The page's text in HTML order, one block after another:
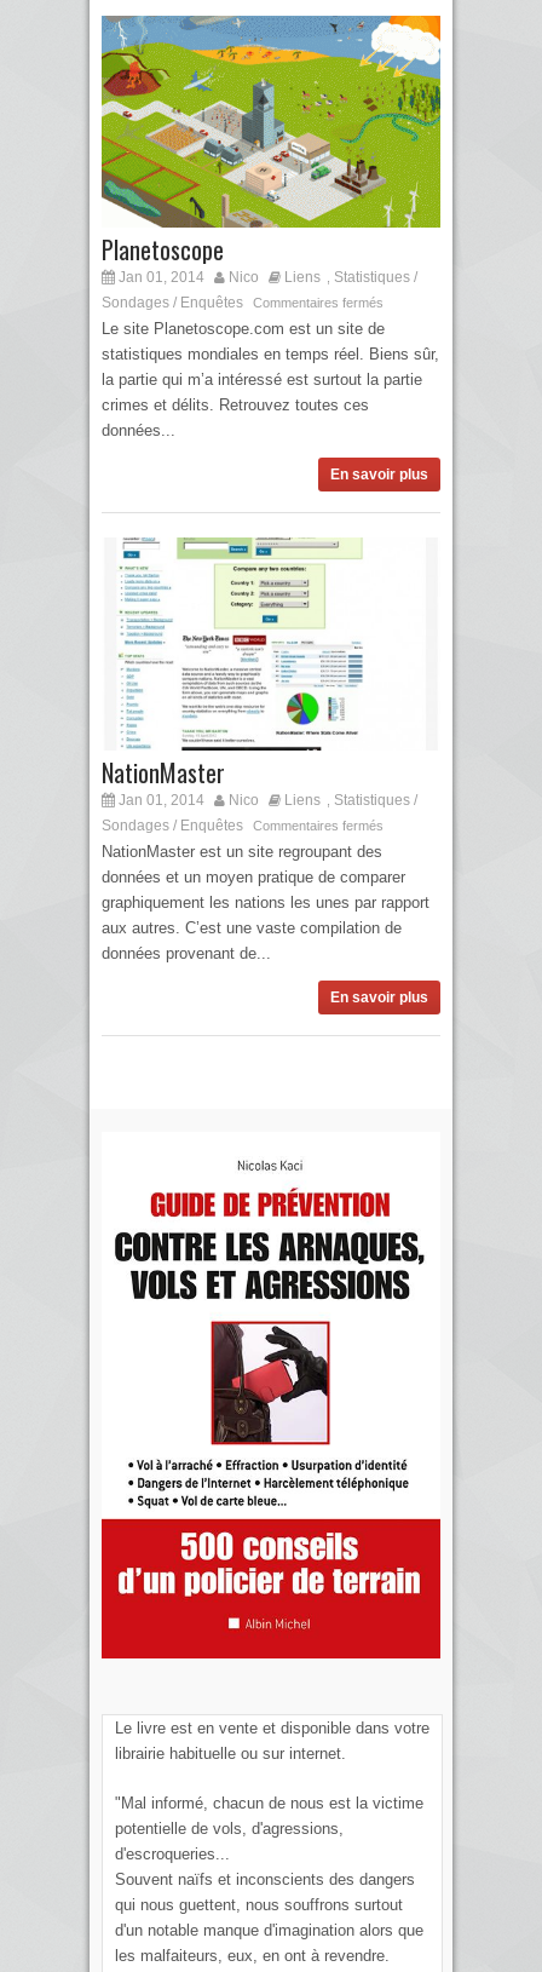
Planetoscope
Jan 01, 2014 Nico Liens , Statistiques /
Sondages / Enquêtes
Commentaires fermés
Le site Planetoscope.com est un site de
statistiques mondiales en temps réel. Biens sûr,
la partie qui m’a intéressé est surtout la partie
crimes et délits. Retrouvez toutes ces
données...
En savoir plus
NationMaster
Jan 01, 2014 Nico Liens
Statistiques /
Sondages / Enquêtes
Commentaires fermés
NationMaster est un site regroupant des
données et un moyen pratique de comparer
graphiquement les nations les unes par rapport
aux autres. C’est une vaste compilation de
données provenant de...
En savoir plus
Le livre est en vente et disponible dans votre
librairie habituelle ou sur internet.
"Mal informé, chacun de nous est la victime
potentielle de vols, d'agressions,
d'escroqueries...
Souvent naïfs et inconscients des dangers
qui nous guettent, nous souffrons surtout
d'un notable manque d'imagination alors que
les malfaiteurs, eux, en ont à revendre.